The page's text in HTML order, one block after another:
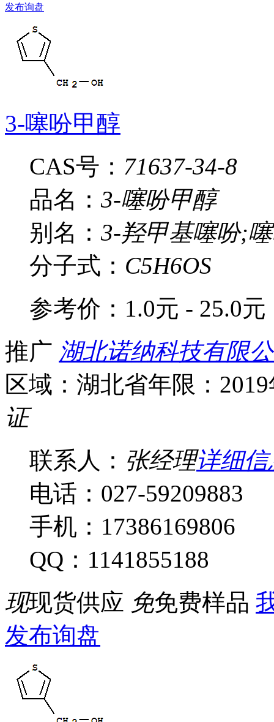
发布询盘
3-噻吩甲醇
CAS号： 71637-34-8
品名： 3-噻吩甲醇
别名： 3-羟甲基噻吩;
分子式： C5H6OS
参考价： 1.0元 - 25.0元
推广 湖北诺纳科技有限
区域：湖北省年限：
证
联系人： 张经理详细信
电话：027-59209883
手机：17386169806
QQ：1141855188
现现货供应 免免费样品
发布询盘